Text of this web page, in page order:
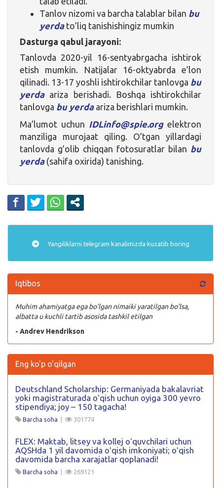
Tanlov nizomi va barcha talablar bilan bu
yerdato’liq tanishishingiz mumkin
Dasturga qabul jarayoni:
Tanlovda 2020-yil 16-sentyabrgacha ishtirok
etish mumkin. Natijalar 16-oktyabrda e’lon
qilinadi. 13-17 yoshli ishtirokchilar tanlovga bu
yerdaariza berishadi. Boshqa ishtirokchilar
tanlovga bu yerdaariza berishlari mumkin.
Ma’lumot uchun IDLinfo@spie.orgelektron
manziliga murojaat qiling. O’tgan yillardagi
tanlovda g’olib chiqqan fotosuratlar bilan bu
yerda(sahifa oxirida) tanishing.
Yangiliklarni telegram kanalimizda kuzatib boring
Iqtibos
Muhim ahamiyatga ega bo’lgan nimaiki yaratilgan bo’lsa,
albatta u kuchli tartib asosida tashkil etilgan
- Andrev Hendrikson
Eng ko'p o'qilgan
Deutschland Scholarship: Germaniyada bakalavriat
yoki magistraturada oʻqish uchun oyiga 300 yevro
stipendiya; joy – 150 tagacha!
Barcha soha | 301774
FLEX: Maktab, litsey va kollej oʻquvchilari uchun
AQSHda 1 yil davomida oʻqish imkoniyati; oʻqish
davomida barcha xarajatlar qoplanadi!
Barcha soha | 269121